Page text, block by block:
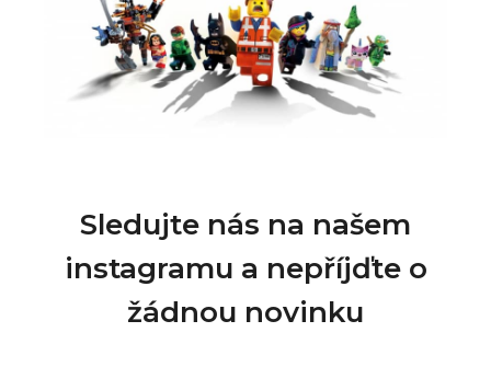
Sledujte nás na našem
instagramu a nepříjďte o
žádnou novinku